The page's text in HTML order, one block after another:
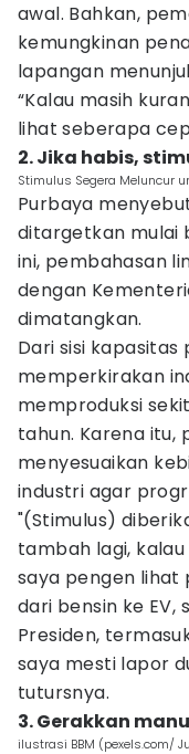
awal. Bahkan,
kemungkinan
lapangan
“Kalau masih
lihat seberapa
2. Jika habis,
Stimulus Segera Meluncur
Purbaya
ditargetkan mulai
ini, pembahasan
dengan
dimatangkan.
Dari sisi kapasitas
memperkirakan
memproduksi
tahun. Karena itu,
menyesuaikan
industri agar
"(Stimulus)
tambah lagi,
saya pengen
dari bensin ke EV,
Presiden,
saya mesti lapor
tutursnya.
3. Gerakkan
ilustrasi BBM (pexels.com/